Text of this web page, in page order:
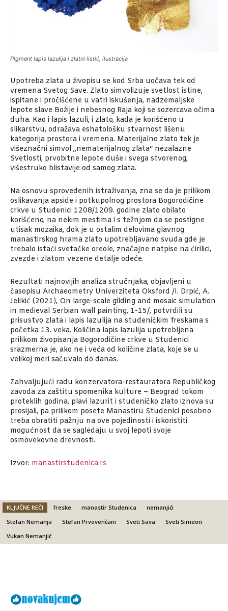
Pigment lapis lazulija i zlatni listić, ilustracija
Upotreba zlata u živopisu se kod Srba uočava tek od
vremena Svetog Save. Zlato simvolizuje svetlost istine,
ispitane i pročišćene u vatri iskušenja, nadzemaljske
lepote slave Božije i nebesnog Raja koji se sozercava očima
duha. Kao i lapis lazuli, i zlato, kada je korišćeno u
slikarstvu, odražava eshatološku stvarnost lišenu
kategorija prostora i vremena. Materijalno zlato tek je
višeznačni simvol „nematerijalnog zlata“ nezalazne
Svetlosti, prvobitne lepote duše i svega stvorenog,
višestruko blistavije od samog zlata.
Na osnovu sprovedenih istraživanja, zna se da je prilikom
oslikavanja apside i potkupolnog prostora Bogorodičine
crkve u Studenici 1208/1209. godine zlato obilato
korišćeno, na nekim mestima i s težnjom da se postigne
utisak mozaika, dok je u ostalim delovima glavnog
manastirskog hrama zlato upotrebljavano svuda gde je
trebalo istaći svetačke oreole, značajne natpise na ćirilici,
zvezde i zlatom vezene detalje odeće.
Rezultati najnovijih analiza stručnjaka, objavljeni u
časopisu Archaeometry Univerziteta Oksford /I. Drpić, A.
Jelikić (2021), On large-scale gilding and mosaic simulation
in medieval Serbian wall painting, 1-15/, potvrdili su
prisustvo zlata i lapis lazulija na studeničkim freskama s
početka 13. veka. Količina lapis lazulija upotrebljena
prilikom živopisanja Bogorodičine crkve u Studenici
srazmerna je, ako ne i veća od količine zlata, koje se u
velikoj meri sačuvalo do danas.
Zahvaljujući radu konzervatora-restauratora Republičkog
zavoda za zaštitu spomenika kulture – Beograd tokom
proteklih godina, plavi lazurit i studeničko zlato iznova su
prosijali, pa prilikom posete Manastiru Studenici posebno
treba obratiti pažnju na ove pojedinosti i iskoristiti
mogućnost da se sagledaju u svoj lepoti svoje
osmovekovne drevnosti.
Izvor: manastirstudenica.rs
KLJUČNE REČI freske manastir Studenica
nemanjići
Stefan Nemanja
Stefan Prvovenčani Sveti Sava
Sveti Simeon
Vukan Nemanjić